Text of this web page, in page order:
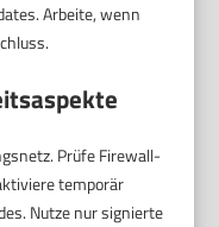
Arbeite, wenn
Prüfe Firewall-
temporär
Nutze nur signierte